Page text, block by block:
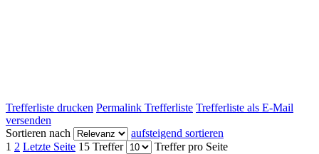
Trefferliste drucken Permalink Trefferliste Trefferliste als E-Mail
versenden
Sortieren nach
aufsteigend sortieren
1 2 Letzte Seite 15 Treffer Treffer pro Seite